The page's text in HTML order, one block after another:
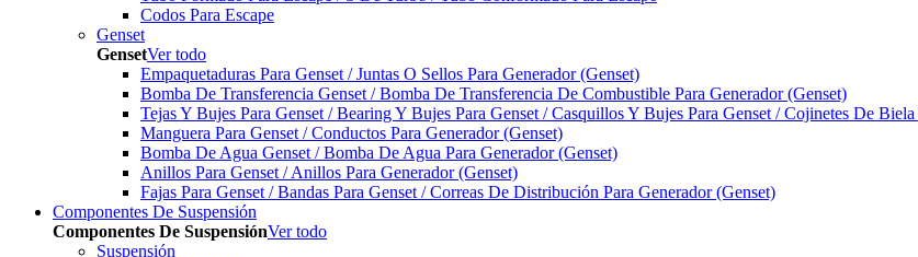
Codos Para Escape
Genset
GensetVer todo
Empaquetaduras Para Genset / Juntas O Sellos Para Generador (Genset)
Bomba De Transferencia Genset / Bomba De Transferencia De Combustible Para Generador (Genset)
Tejas Y Bujes Para Genset / Bearing Y Bujes Para Genset / Casquillos Y Bujes Para Genset / Cojinetes De
Manguera Para Genset / Conductos Para Generador (Genset)
Bomba De Agua Genset / Bomba De Agua Para Generador (Genset)
Anillos Para Genset / Anillos Para Generador (Genset)
Fajas Para Genset / Bandas Para Genset / Correas De Distribución Para Generador (Genset)
Componentes De Suspensión
Componentes De SuspensiónVer todo
Suspensión